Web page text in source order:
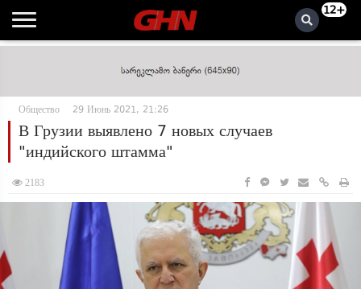
12+
Общество 29 Июнь 2021, 21:26
В Грузии выявлено 7 новых случаев
"индийского штамма"
2183